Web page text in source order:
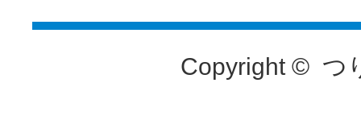
Copyright © つ